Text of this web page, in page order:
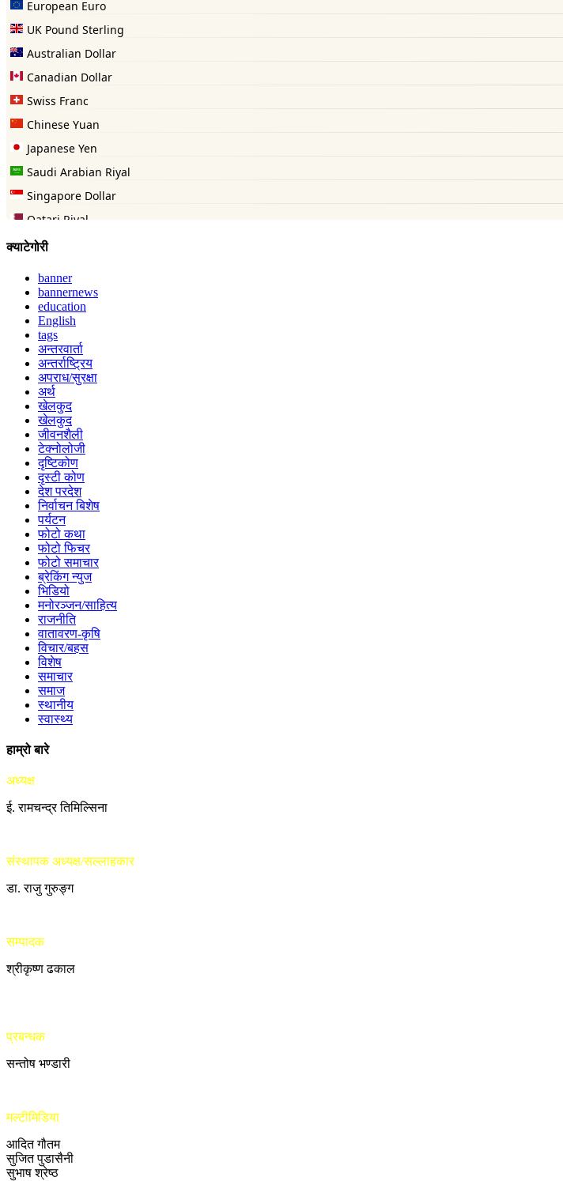
क्याटेगोरी
banner
bannernews
education
English
tags
अन्तरवार्ता
अन्तर्राष्ट्रिय
अपराध/सुरक्षा
अर्थ
खेलकुद
खेलकुद
जीवनशैली
टेक्नोलोजी
दृष्टिकोण
दृस्टी कोण
देश परदेश
निर्वाचन बिशेष
पर्यटन
फोटो कथा
फोटो फिचर
फोटो समाचार
ब्रेकिंग न्युज
भिडियो
मनोरञ्जन/साहित्य
राजनीति
वातावरण-कृषि
विचार/बहस
विशेष
समाचार
समाज
स्थानीय
स्वास्थ्य
हाम्रो बारे
अध्यक्ष
ई. रामचन्द्र तिमिल्सिना
संस्थापक अध्यक्ष/सल्लाहकार
डा. राजु गुरुङ्ग
सम्पादक
श्रीकृष्ण ढकाल
प्रबन्धक
सन्तोष भण्डारी
मल्टीमिडिया
आदित गौतम
सुजित पुडासैनी
सुभाष श्रेष्ठ